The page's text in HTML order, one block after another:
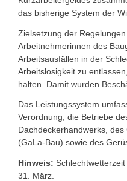
das bisherige System der
Zielsetzung der
Arbeitnehmerinnen des
Arbeitsausfällen in der
Arbeitslosigkeit zu
halten. Damit wurden
Das Leistungssystem
Verordnung, die Betriebe
Dachdeckerhandwerks,
(GaLa-Bau) sowie des
Hinweis:
31. März.